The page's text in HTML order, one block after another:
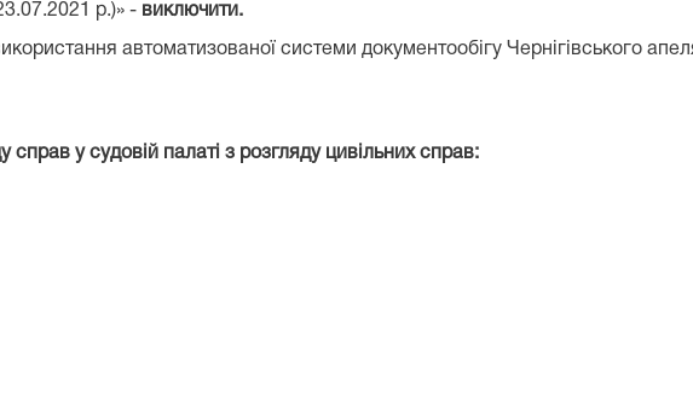
р.)» - виключити.
автоматизованої системи документообігу Чернігівського
справ у судовій палаті з розгляду цивільних справ: